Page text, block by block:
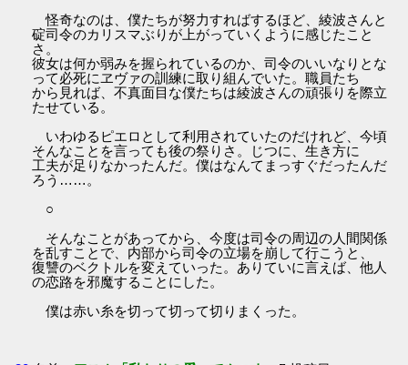
怪奇なのは、僕たちが努力すればするほど、綾波さんと
碇司令のカリスマぶりが上がっていくように感じたこと
さ。
彼女は何か弱みを握られているのか、司令のいいなりとな
って必死にヱヴァの訓練に取り組んでいた。職員たち
から見れば、不真面目な僕たちは綾波さんの頑張りを際立
たせている。
いわゆるピエロとして利用されていたのだけれど、今頃
そんなことを言っても後の祭りさ。じつに、生き方に
工夫が足りなかったんだ。僕はなんてまっすぐだったんだ
ろう……。
○
そんなことがあってから、今度は司令の周辺の人間関係
を乱すことで、内部から司令の立場を崩して行こうと、
復讐のベクトルを変えていった。ありていに言えば、他人
の恋路を邪魔することにした。
僕は赤い糸を切って切って切りまくった。